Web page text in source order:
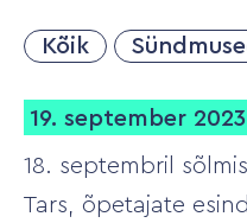
Kõik
19. september 2023
18. septembril
Tars, õpetajate